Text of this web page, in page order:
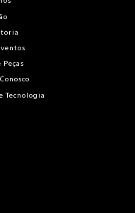
Peças
Tecnologia